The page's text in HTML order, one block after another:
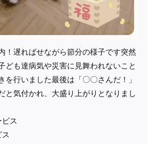
！遅ればせながら節分の様子です突然
ども達病気や災害に見舞われないこと
を行いました最後は「〇〇さんだ！」
と気付かれ、大盛り上がりとなりまし
ス